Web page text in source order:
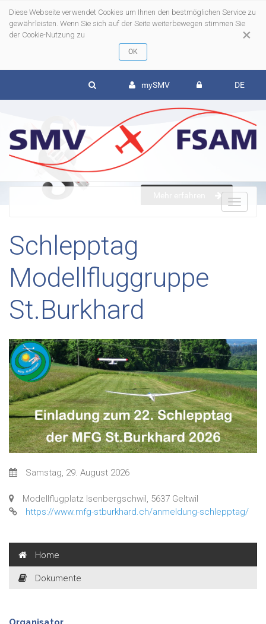
×
Diese Webseite verwendet Cookies um Ihnen den bestmöglichen Service zu
gewährleisten. Wenn Sie sich auf der Seite weiterbewegen stimmen Sie
der Cookie-Nutzung zu
mySMV DE
Schlepptag
Modellfluggruppe
St.Burkhard
Samstag, 29. August 2026
Modellflugplatz Isenbergschwil, 5637 Geltwil
https://www.mfg-stburkhard.ch/anmeldung-schlepptag/
Home
Dokumente